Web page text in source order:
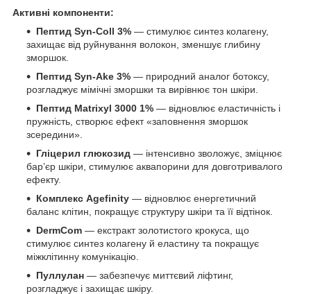
Активні компоненти:
Пептид Syn-Coll 3% — стимулює синтез колагену,
захищає від руйнування волокон, зменшує глибину
зморшок.
Пептид Syn-Ake 3% — природний аналог ботоксу,
розгладжує мімічні зморшки та вирівнює тон шкіри.
Пептид Matrixyl 3000 1% — відновлює еластичність і
пружність, створює ефект «заповнення зморшок
зсередини».
Гліцерил глюкозид — інтенсивно зволожує, зміцнює
бар’єр шкіри, стимулює аквапорини для довготривалого
ефекту.
Комплекс Agefinity — відновлює енергетичний
баланс клітин, покращує структуру шкіри та її відтінок.
DermCom — екстракт золотистого крокуса, що
стимулює синтез колагену й еластину та покращує
міжклітинну комунікацію.
Пуллулан — забезпечує миттєвий ліфтинг,
розгладжує і захищає шкіру.